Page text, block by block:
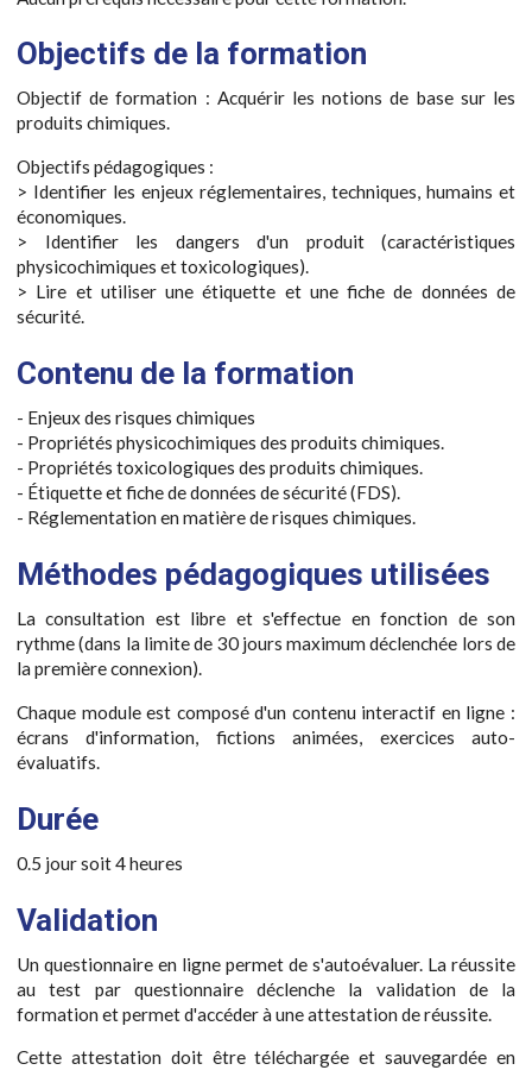
Objectifs de la formation
Objectif de formation : Acquérir les notions de base sur les
produits chimiques.
Objectifs pédagogiques :
> Identifier les enjeux réglementaires, techniques, humains et
économiques.
> Identifier les dangers d'un produit (caractéristiques
physicochimiques et toxicologiques).
> Lire et utiliser une étiquette et une fiche de données de
sécurité.
Contenu de la formation
- Enjeux des risques chimiques
- Propriétés physicochimiques des produits chimiques.
- Propriétés toxicologiques des produits chimiques.
- Étiquette et fiche de données de sécurité (FDS).
- Réglementation en matière de risques chimiques.
Méthodes pédagogiques utilisées
La consultation est libre et s'effectue en fonction de son
rythme (dans la limite de 30 jours maximum déclenchée lors de
la première connexion).
Chaque module est composé d'un contenu interactif en ligne :
écrans d'information, fictions animées, exercices auto-
évaluatifs.
Durée
0.5 jour soit 4 heures
Validation
Un questionnaire en ligne permet de s'autoévaluer. La réussite
au test par questionnaire déclenche la validation de la
formation et permet d'accéder à une attestation de réussite.
Cette attestation doit être téléchargée et sauvegardée en